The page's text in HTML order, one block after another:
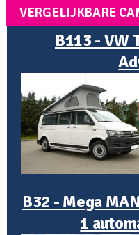
VERGELIJKBARE
B113 - VW
B32 - Mega
1